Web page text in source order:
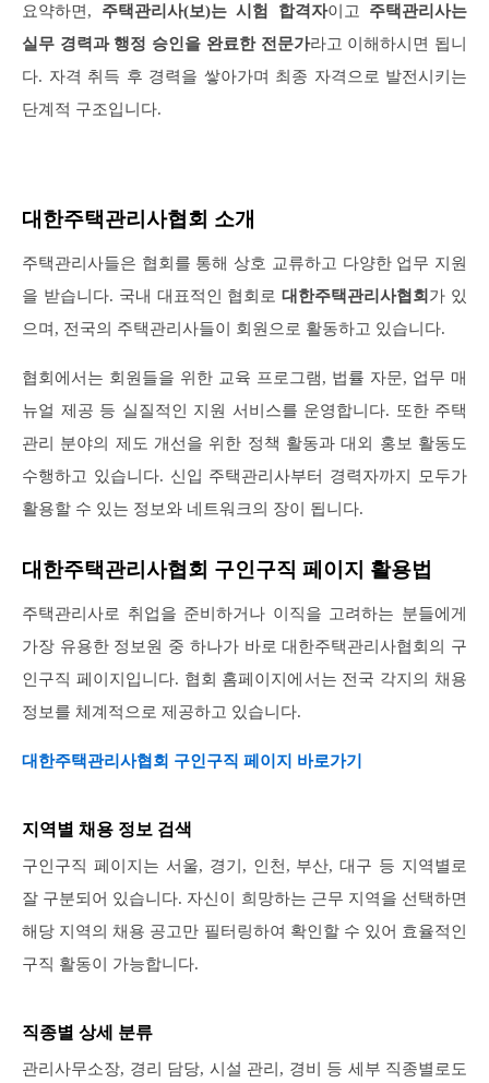
요약하면, 주택관리사(보)는 시험 합격자이고 주택관리사는
실무 경력과 행정 승인을 완료한 전문가라고 이해하시면 됩니
다. 자격 취득 후 경력을 쌓아가며 최종 자격으로 발전시키는
단계적 구조입니다.
대한주택관리사협회 소개
주택관리사들은 협회를 통해 상호 교류하고 다양한 업무 지원
을 받습니다. 국내 대표적인 협회로대한주택관리사협회 가 있
으며, 전국의 주택관리사들이 회원으로 활동하고 있습니다.
협회에서는 회원들을 위한 교육 프로그램, 법률 자문, 업무 매
뉴얼 제공 등 실질적인 지원 서비스를 운영합니다. 또한 주택
관리 분야의 제도 개선을 위한 정책 활동과 대외 홍보 활동도
수행하고 있습니다. 신입 주택관리사부터 경력자까지 모두가
활용할 수 있는 정보와 네트워크의 장이 됩니다.
대한주택관리사협회 구인구직 페이지 활용법
주택관리사로 취업을 준비하거나 이직을 고려하는 분들에게
가장 유용한 정보원 중 하나가 바로 대한주택관리사협회의 구
인구직 페이지입니다. 협회 홈페이지에서는 전국 각지의 채용
정보를 체계적으로 제공하고 있습니다.
대한주택관리사협회 구인구직 페이지 바로가기
지역별 채용 정보 검색
구인구직 페이지는 서울, 경기, 인천, 부산, 대구 등 지역별로
잘 구분되어 있습니다. 자신이 희망하는 근무 지역을 선택하면
해당 지역의 채용 공고만 필터링하여 확인할 수 있어 효율적인
구직 활동이 가능합니다.
직종별 상세 분류
관리사무소장, 경리 담당, 시설 관리, 경비 등 세부 직종별로도